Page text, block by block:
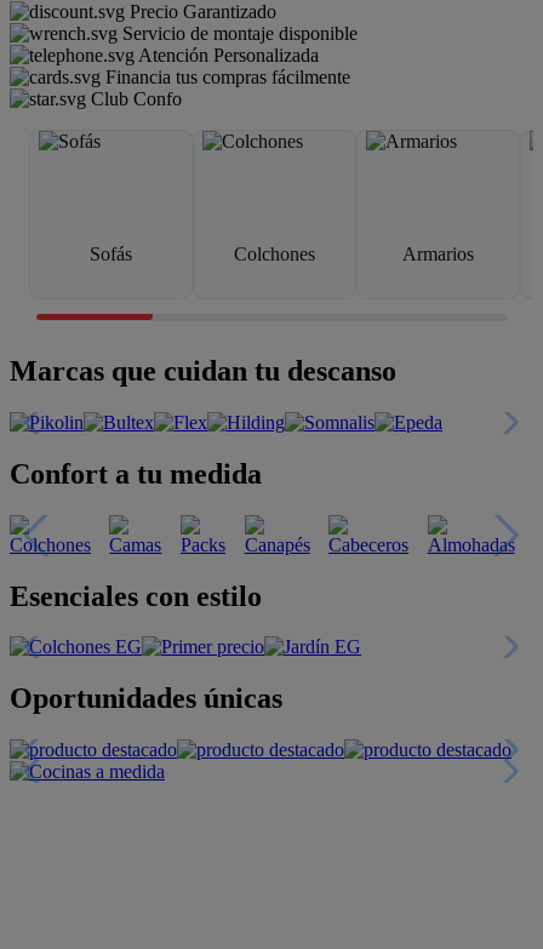
Precio Garantizado
Servicio de montaje disponible
Atención Personalizada
Financia tus compras fácilmente
Club Confo
Sofás Colchones Armarios
Marcas que cuidan tu descanso
Confort a tu medida
Esenciales con estilo
Oportunidades únicas